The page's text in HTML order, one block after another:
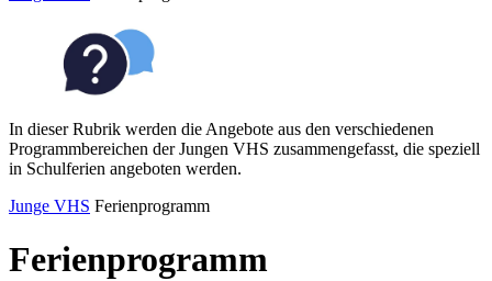
In dieser Rubrik werden die Angebote aus den verschiedenen
Programmbereichen der Jungen VHS zusammengefasst, die speziell
in Schulferien angeboten werden.
Junge VHS Ferienprogramm
Ferienprogramm